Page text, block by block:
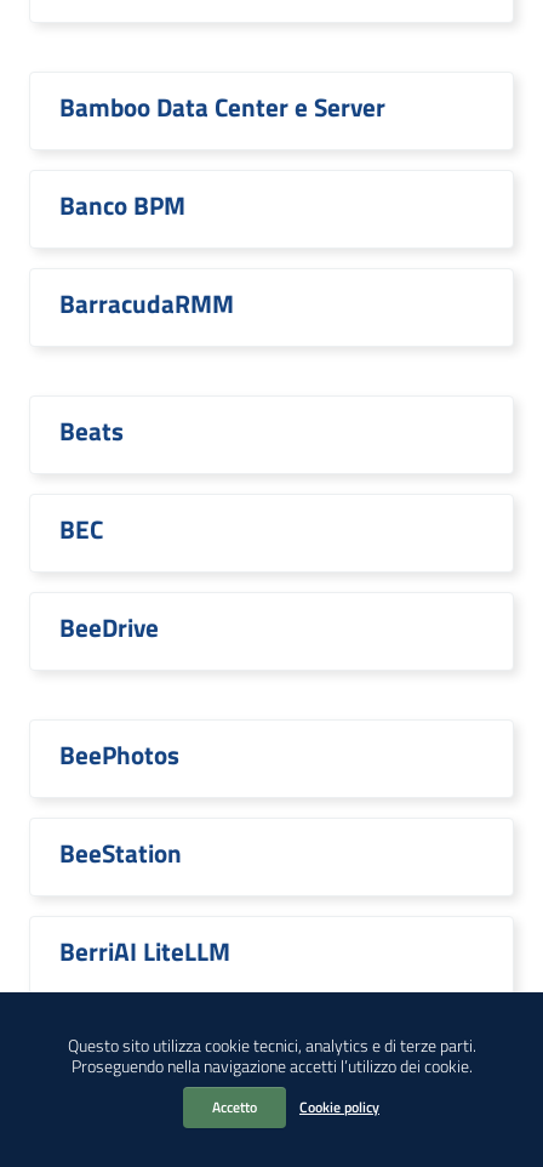
Questo sito utilizza cookie tecnici, analytics e di terze parti.
Proseguendo nella navigazione accetti l’utilizzo dei cookie.
Accetto Cookie policy
Bamboo Data Center e Server
Banco BPM
BarracudaRMM
Beats
BEC
BeeDrive
BeePhotos
BeeStation
BerriAI LiteLLM
Best Practices